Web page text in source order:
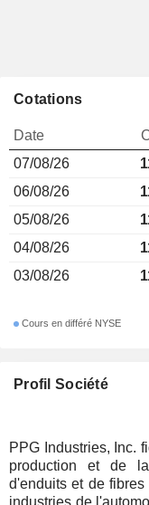
Profil Société
PPG Industries, Inc.
production et de la
d'enduits et de
industries de
Cotations
Date
07/08/26
06/08/26
05/08/26
04/08/26
03/08/26
Cours en différé NYSE